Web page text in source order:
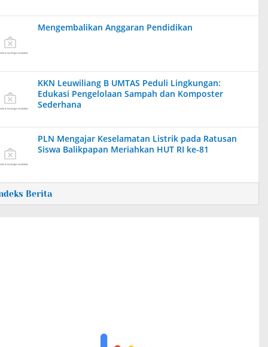
Mengembalikan Anggaran Pendidikan
KKN Leuwiliang B UMTAS Peduli Lingkungan:
Edukasi Pengelolaan Sampah dan Komposter
Sederhana
PLN Mengajar Keselamatan Listrik pada Ratusan
Siswa Balikpapan Meriahkan HUT RI ke-81
Berita